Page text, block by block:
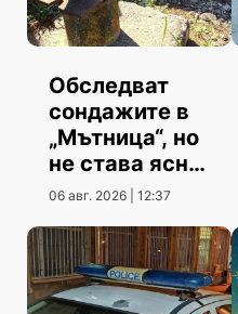
Обследват
сондажите в
„Мътница“, но
не става ясно
кога
06 авг. 2026 | 12:37